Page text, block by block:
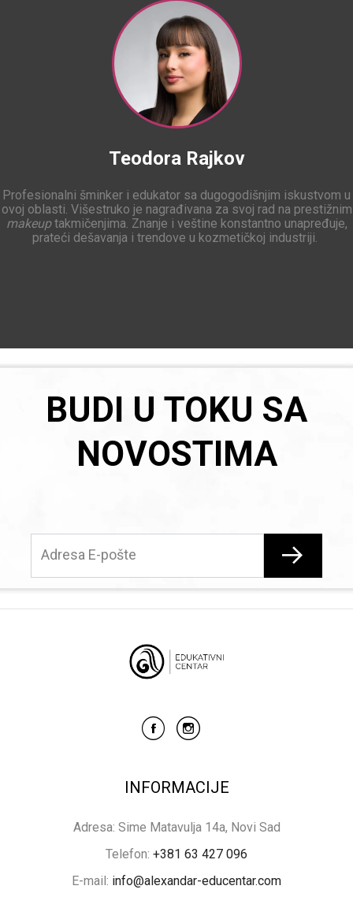
Teodora Rajkov
Profesionalni šminker i edukator sa dugogodišnjim iskustvom u
ovoj oblasti. Višestruko je nagrađivana za svoj rad na prestižnim
makeuptakmičenjima. Znanje i veštine konstantno unapređuje,
prateći dešavanja i trendove u kozmetičkoj industriji.
BUDI U TOKU SA
NOVOSTIMA
INFORMACIJE
Adresa: Sime Matavulja 14a, Novi Sad
Telefon: +381 63 427 096
E-mail: info@alexandar-educentar.com